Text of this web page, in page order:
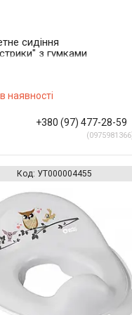
сидіння
з гумками
наявності
+380 (97) 477-28-59
0975981366
УТ000004455